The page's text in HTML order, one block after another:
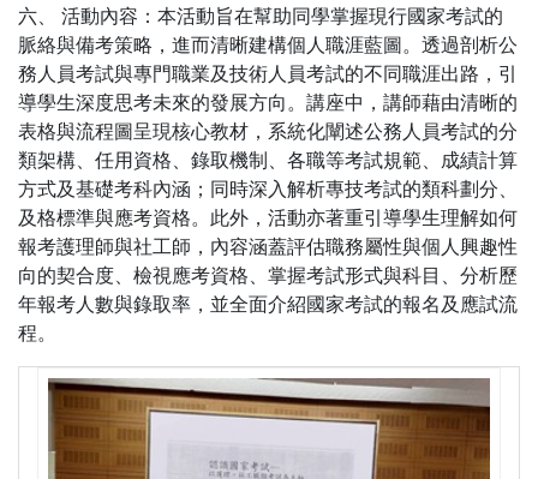
六、 活動內容：本活動旨在幫助同學掌握現行國家考試的
脈絡與備考策略，進而清晰建構個人職涯藍圖。透過剖析公
務人員考試與專門職業及技術人員考試的不同職涯出路，引
導學生深度思考未來的發展方向。講座中，講師藉由清晰的
表格與流程圖呈現核心教材，系統化闡述公務人員考試的分
類架構、任用資格、錄取機制、各職等考試規範、成績計算
方式及基礎考科內涵；同時深入解析專技考試的類科劃分、
及格標準與應考資格。此外，活動亦著重引導學生理解如何
報考護理師與社工師，內容涵蓋評估職務屬性與個人興趣性
向的契合度、檢視應考資格、掌握考試形式與科目、分析歷
年報考人數與錄取率，並全面介紹國家考試的報名及應試流
程。